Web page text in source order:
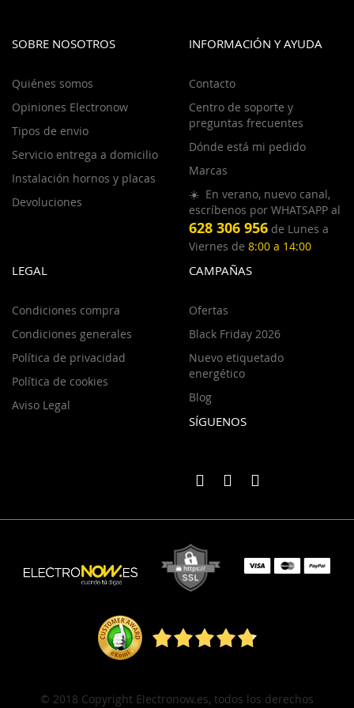
SOBRE NOSOTROS
Quiénes somos
Opiniones Electronow
Tipos de envio
Servicio entrega a domicilio
Instalación hornos y placas
Devoluciones
INFORMACIÓN Y AYUDA
Contacto
Centro de soporte y
preguntas frecuentes
Dónde está mi pedido
Marcas
☀️ En verano, nuevo canal,
escríbenos por WHATSAPP al
628 306 956 de Lunes a
Viernes de 8:00 a 14:00
LEGAL
Condiciones compra
Condiciones generales
Política de privacidad
Política de cookies
Aviso Legal
CAMPAÑAS
Ofertas
Black Friday 2026
Nuevo etiquetado
energético
Blog
SÍGUENOS
© 2018 Copyright Electronow.es, todos los derechos